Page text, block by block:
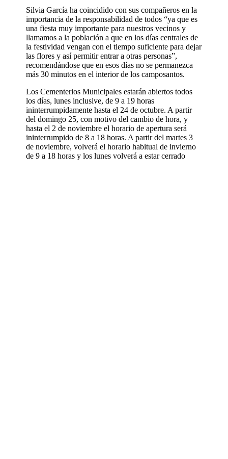
Silvia García ha coincidido con sus compañeros en la
importancia de la responsabilidad de todos “ya que es
una fiesta muy importante para nuestros vecinos y
llamamos a la población a que en los días centrales de
la festividad vengan con el tiempo suficiente para dejar
las flores y así permitir entrar a otras personas”,
recomendándose que en esos días no se permanezca
más 30 minutos en el interior de los camposantos.
Los Cementerios Municipales estarán abiertos todos
los días, lunes inclusive, de 9 a 19 horas
ininterrumpidamente hasta el 24 de octubre. A partir
del domingo 25, con motivo del cambio de hora, y
hasta el 2 de noviembre el horario de apertura será
ininterrumpido de 8 a 18 horas. A partir del martes 3
de noviembre, volverá el horario habitual de invierno
de 9 a 18 horas y los lunes volverá a estar cerrado